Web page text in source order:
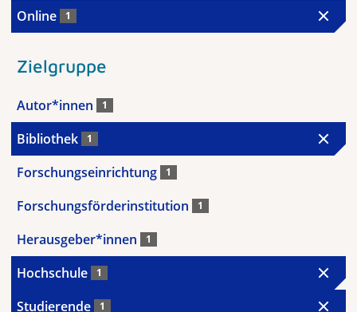
Online 1
Zielgruppe
Autor*innen 1
Bibliothek 1
Forschungseinrichtung 1
Forschungsförderinstitution 1
Herausgeber*innen 1
Hochschule 1
Studierende 1